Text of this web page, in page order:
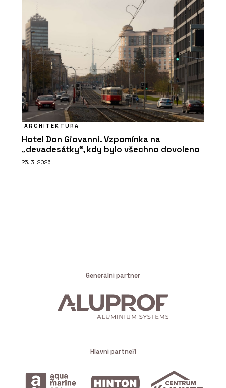
ARCHITEKTURA
Hotel Don Giovanni. Vzpomínka na
„devadesátky“, kdy bylo všechno dovoleno
25. 3. 2026
Generální partner
Hlavní partneři